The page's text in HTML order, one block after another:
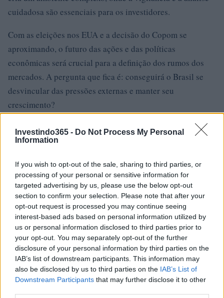
Investindo365 - Do Not Process My Personal
Information
If you wish to opt-out of the sale, sharing to third parties, or
processing of your personal or sensitive information for
targeted advertising by us, please use the below opt-out
section to confirm your selection. Please note that after your
opt-out request is processed you may continue seeing
interest-based ads based on personal information utilized by
us or personal information disclosed to third parties prior to
your opt-out. You may separately opt-out of the further
disclosure of your personal information by third parties on the
IAB’s list of downstream participants. This information may
also be disclosed by us to third parties on the IAB’s List of
Downstream Participants that may further disclose it to other
cuidadosa são essenciais para os investidores.
Com as eleições nos EUA e a decisão do Copom se
aproximando, o futuro das ações e das políticas
econômicas será crucial para a definição dos rumos dos
mercados. A pergunta que fica é: conseguirá o Brasil se
desvincular das pressões externas e manter seu
crescimento?
AUTOR
Staff